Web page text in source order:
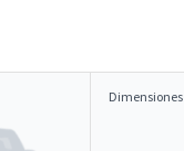
Dimensiones